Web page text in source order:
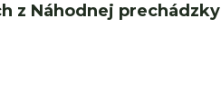
z Náhodnej prechádzky